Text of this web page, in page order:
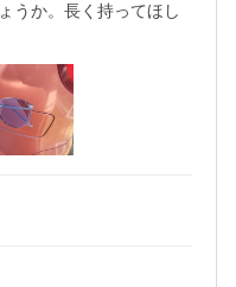
うか。長く持ってほし